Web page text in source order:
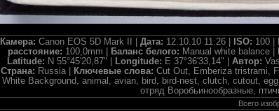
Камера: Canon EOS 5D Mark II | Дата: 12.10.10 11:26 | ISO: 100 |
расстояние: 100,0mm | Баланс белого: Manual white balance |
Latitude: N 55°45'20,87" | Longitude: E 37°36'33,14" | Автор:
Страна: Russia | Ключевые слова: Cut Out, Emberiza tristrami,
White Background, animal, avian, bird, bird-nest, clutch, cutout,
отряд Воробьинообразные,
Всего